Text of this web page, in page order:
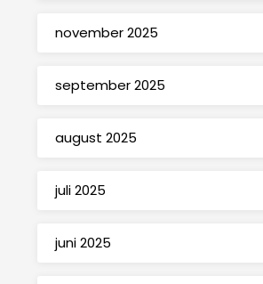
november 2025
september 2025
august 2025
juli 2025
juni 2025